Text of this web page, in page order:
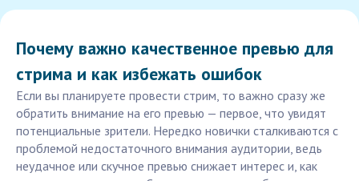
Почему важно качественное превью для
стрима и как избежать ошибок
Если вы планируете провести стрим, то важно сразу же
обратить внимание на его превью — первое, что увидят
потенциальные зрители. Нередко новички сталкиваются с
проблемой недостаточного внимания аудитории, ведь
неудачное или скучное превью снижает интерес и, как